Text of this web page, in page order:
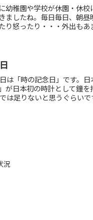
幼稚園や学校が休園・休
ましたね。毎日毎日、朝
り怒ったり・・・外出もあ
は「時の記念日」です。
が日本初の時計として鐘を
は足りないと思うぐらいで
況